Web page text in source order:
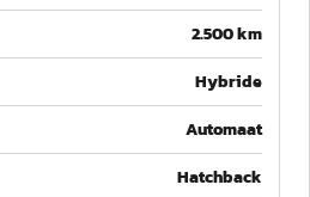
2.500 km
Hybride
Automaat
Hatchback